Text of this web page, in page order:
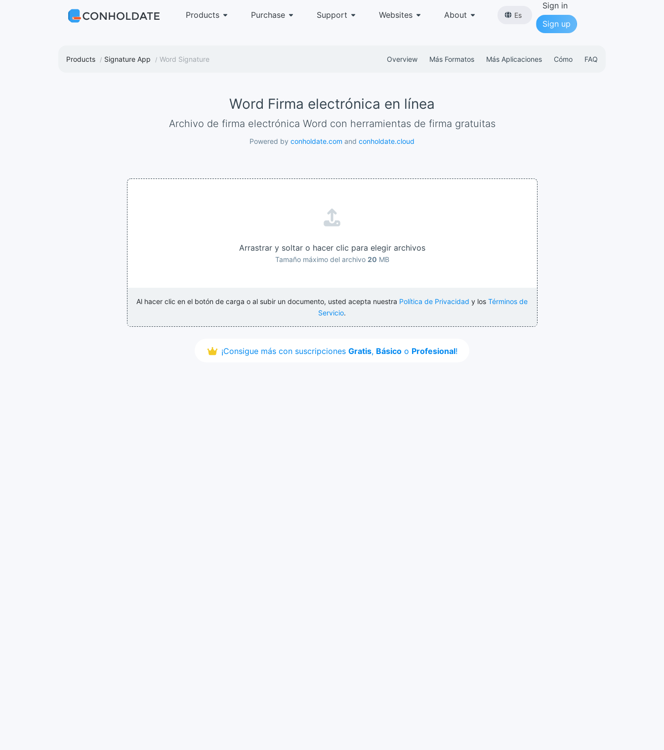
Products Purchase Support Websites About Es
Sign in
Sign up
Products Signature App Word Signature Overview Más Formatos Más Aplicaciones Cómo FAQ
Word Firma electrónica en línea
Archivo de firma electrónica Word con herramientas de firma gratuitas
Powered by conholdate.com and conholdate.cloud
Arrastrar y soltar o hacer clic para elegir archivos
Tamaño máximo del archivo 20 MB
Al hacer clic en el botón de carga o al subir un documento, usted acepta nuestra Política de Privacidad y los Términos de
Servicio.
¡Consigue más con suscripciones Gratis, Básico o Profesional!